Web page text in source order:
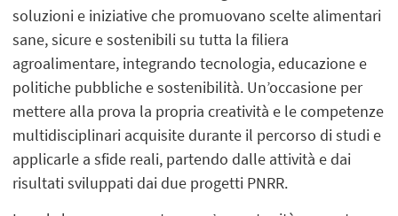
soluzioni e iniziative che promuovano scelte alimentari
sane, sicure e sostenibili su tutta la filiera
agroalimentare, integrando tecnologia, educazione e
politiche pubbliche e sostenibilità. Un’occasione per
mettere alla prova la propria creatività e le competenze
multidisciplinari acquisite durante il percorso di studi e
applicarle a sfide reali, partendo dalle attività e dai
risultati sviluppati dai due progetti PNRR.